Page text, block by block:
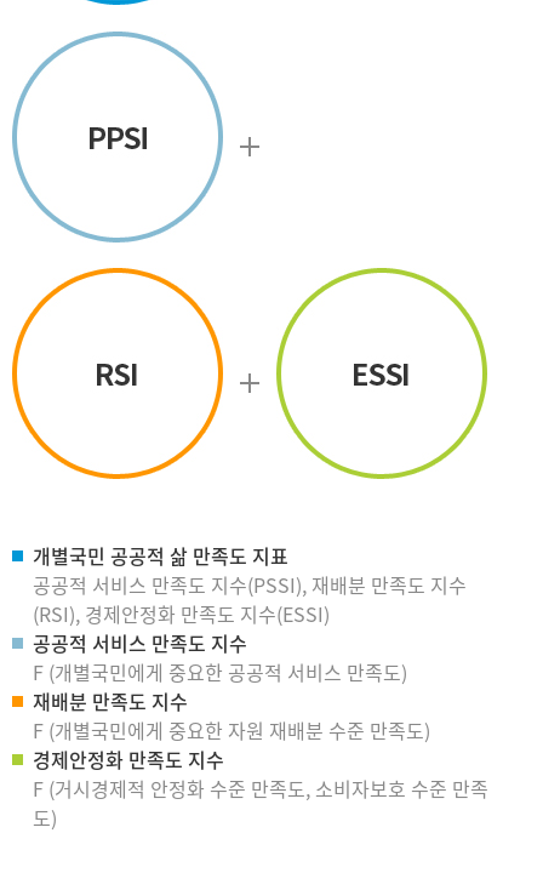
개별국민 공공적 삶 만족도 지표
공공적 서비스 만족도 지수(PSSI), 재배분 만족도 지수
(RSI), 경제안정화 만족도 지수(ESSI)
공공적 서비스 만족도 지수
F (개별국민에게 중요한 공공적 서비스 만족도)
재배분 만족도 지수
F (개별국민에게 중요한 자원 재배분 수준 만족도)
경제안정화 만족도 지수
F (거시경제적 안정화 수준 만족도, 소비자보호 수준 만족
도)